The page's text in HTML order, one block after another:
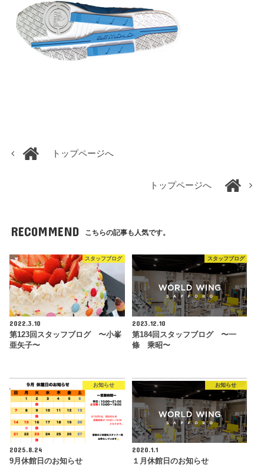
トップページへ
トップページへ
RECOMMEND こちらの記事も人気です。
スタッフブログ
2022.3.10
第123回スタッフブログ 〜小峯
亜矢子〜
スタッフブログ
2023.12.10
第184回スタッフブログ 〜一
條 乘昭〜
お知らせ
2025.8.24
9月休館日のお知らせ
お知らせ
2020.1.1
１月休館日のお知らせ